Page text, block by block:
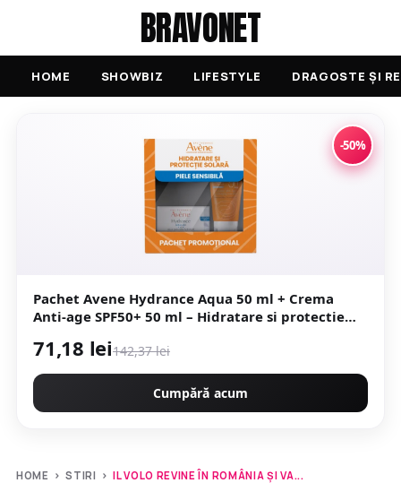
BRAVONET
HOME SHOWBIZ LIFESTYLE DRAGOSTE ȘI
-50%
Pachet Avene Hydrance Aqua 50 ml + Crema
Anti-age SPF50+ 50 ml – Hidratare si protectie
71,18 lei142,37 lei
Cumpără acum
HOME ›STIRI ›IL VOLO REVINE ÎN ROMÂNIA ȘI VA...